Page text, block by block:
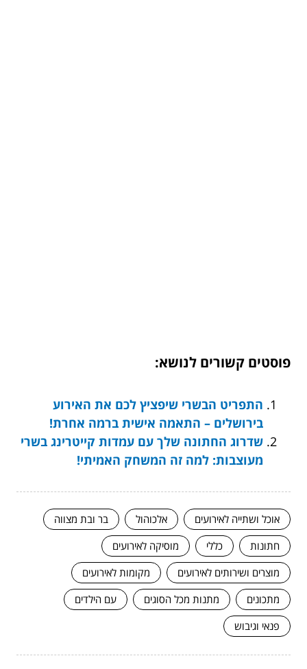
פוסטים קשורים לנושא:
התפריט הבשרי שיפציץ לכם את האירוע
בירושלים – התאמה אישית ברמה אחרת!
שדרוג החתונה שלך עם עמדות קייטרינג בשרי
מעוצבות: למה זה המשחק האמיתי!
אוכל ושתייה לאירועים אלכוהול
בר ובת מצווה
חתונות
כללי
מוסיקה לאירועים
מוצרים ושירותים לאירועים
מקומות לאירועים
מתכונים
מתנות מכל הסוגים
עם הילדים
פנאי וגיבוש